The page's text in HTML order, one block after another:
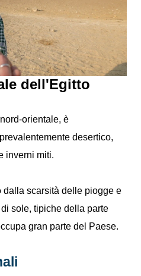
dell'Egitto
orientale, è
desertico,
inverni miti.
dalla scarsità delle piogge e
sole, tipiche della parte
gran parte del Paese.